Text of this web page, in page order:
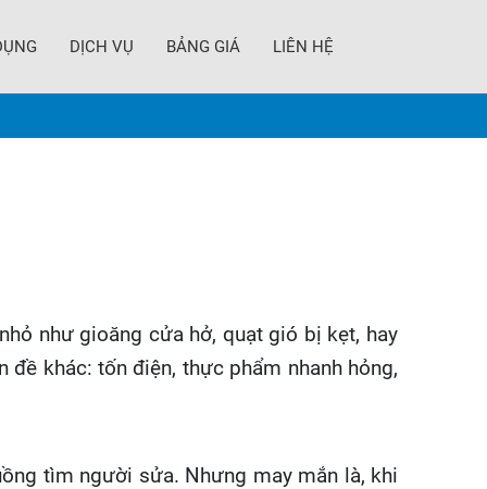
DỊCH VỤ BẢNG GIÁ LIÊN HỆ
như gioăng cửa hở, quạt gió bị kẹt, hay
khác: tốn điện, thực phẩm nhanh hỏng,
tìm người sửa. Nhưng may mắn là, khi